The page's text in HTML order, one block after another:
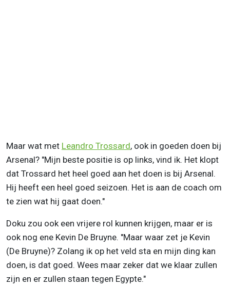
Maar wat met Leandro Trossard, ook in goeden doen bij
Arsenal? "Mijn beste positie is op links, vind ik. Het klopt
dat Trossard het heel goed aan het doen is bij Arsenal.
Hij heeft een heel goed seizoen. Het is aan de coach om
te zien wat hij gaat doen."
Doku zou ook een vrijere rol kunnen krijgen, maar er is
ook nog ene Kevin De Bruyne. "Maar waar zet je Kevin
(De Bruyne)? Zolang ik op het veld sta en mijn ding kan
doen, is dat goed. Wees maar zeker dat we klaar zullen
zijn en er zullen staan tegen Egypte."